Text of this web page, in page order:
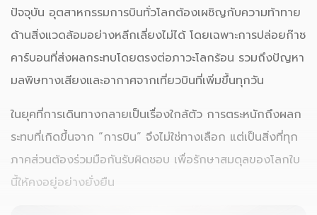
ปัจจุบัน อุตสาหกรรมการบินทั่วโลกต้องเผชิญกับความท้าทาย
ด้านสิ่งแวดล้อมอย่างหลีกเลี่ยงไม่ได้ โดยเฉพาะการปล่อยก๊าซ
คาร์บอนที่ส่งผลกระทบโดยตรงต่อภาวะโลกร้อน รวมถึงปัญหา
มลพิษทางเสียงและอากาศจากเที่ยวบินที่เพิ่มขึ้นทุกวัน
ในยุคที่การเดินทางกลายเป็นเรื่องใกล้ตัว การตระหนักถึงผลก
ระทบที่เกิดขึ้นจาก “การบิน” จึงไม่ใช่ทางเลือก แต่เป็นสิ่งที่ทุก
ภาคส่วนต้องร่วมมือกันรับผิดชอบ เพื่อรักษาสมดุลของโลกใบ
นี้ให้คงอยู่อย่างยั่งยืน